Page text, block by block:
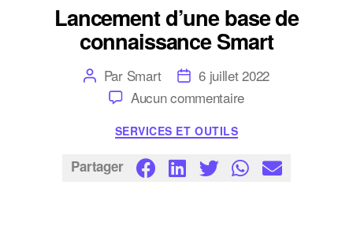
Lancement d’une base de
connaissance Smart
Auteur
de
l’article
Par Smart Date
de
l’article
6 juillet 2022
Aucun commentairesur
connaissance
Smart
Catégories
SERVICES ET OUTILS
Partager